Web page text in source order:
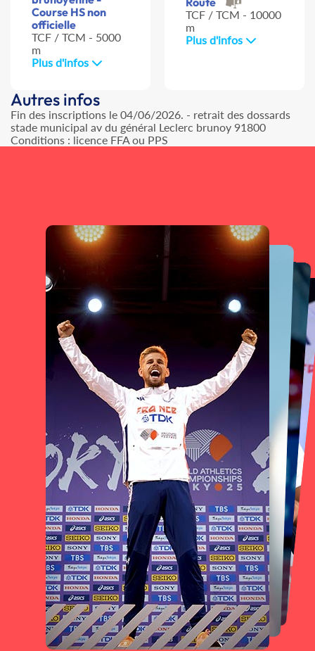
Course HS non
officielle
TCF / TCM - 5000
m
Plus d'infos
TCF / TCM - 10000
m
Plus d'infos
Autres infos
Fin des inscriptions le 04/06/2026. - retrait des dossards
stade municipal av du général Leclerc brunoy 91800
Conditions : licence FFA ou PPS